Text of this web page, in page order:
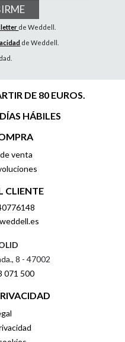
de Weddell.
de Weddell.
DE 80 EUROS.
HÁBILES
venta
CLIENTE
8 - 47002
071 500